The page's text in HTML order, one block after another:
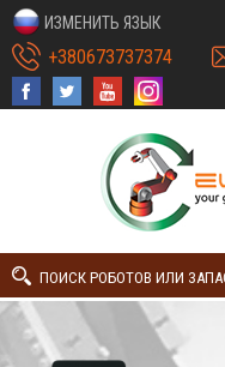
ИЗМЕНИТЬ ЯЗЫК
+380673737374
ПОИСК РОБОТОВ ИЛИ